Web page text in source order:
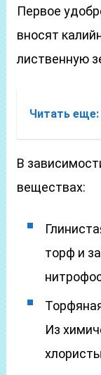
Первое
вносят
лиственную
Читать еще:
В
веществах:
торф и
Из